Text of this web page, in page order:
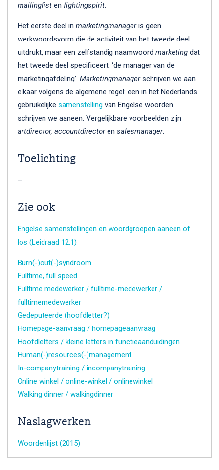
mailinglist en fightingspirit.
Het eerste deel in marketingmanageris geen
werkwoordsvorm die de activiteit van het tweede deel
uitdrukt, maar een zelfstandig naamwoord marketing dat
het tweede deel specificeert: ‘de manager van de
marketingafdeling’. Marketingmanagerschrijven we aan
elkaar volgens de algemene regel: een in het Nederlands
gebruikelijke samenstelling van Engelse woorden
schrijven we aaneen. Vergelijkbare voorbeelden zijn
artdirector, accountdirectoren salesmanager.
Toelichting
–
Zie ook
Engelse samenstellingen en woordgroepen aaneen of
los (Leidraad 12.1)
Burn(-)out(-)syndroom
Fulltime, full speed
Fulltime medewerker / fulltime-medewerker /
fulltimemedewerker
Gedeputeerde (hoofdletter?)
Homepage-aanvraag / homepageaanvraag
Hoofdletters / kleine letters in functieaanduidingen
Human(-)resources(-)management
In-companytraining / incompanytraining
Online winkel / online-winkel / onlinewinkel
Walking dinner / walkingdinner
Naslagwerken
Woordenlijst (2015)